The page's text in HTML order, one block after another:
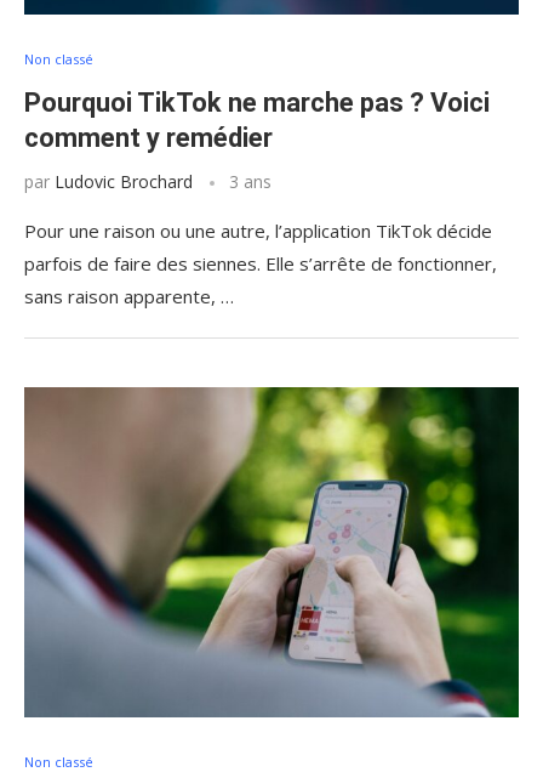
Non classé
Pourquoi TikTok ne marche pas ? Voici
comment y remédier
par Ludovic Brochard 3 ans
Pour une raison ou une autre, l’application TikTok décide
parfois de faire des siennes. Elle s’arrête de fonctionner,
sans raison apparente, …
Non classé